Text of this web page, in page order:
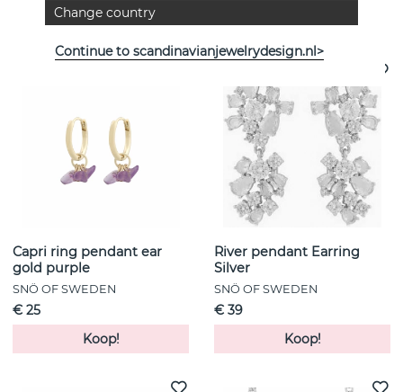
Bekijk meer artikelen
Capri ring pendant ear
gold purple
SNÖ OF SWEDEN
€ 25
Koop!
River pendant Earring
Silver
SNÖ OF SWEDEN
€ 39
Koop!
Change country
Continue to scandinavianjewelrydesign.nl>